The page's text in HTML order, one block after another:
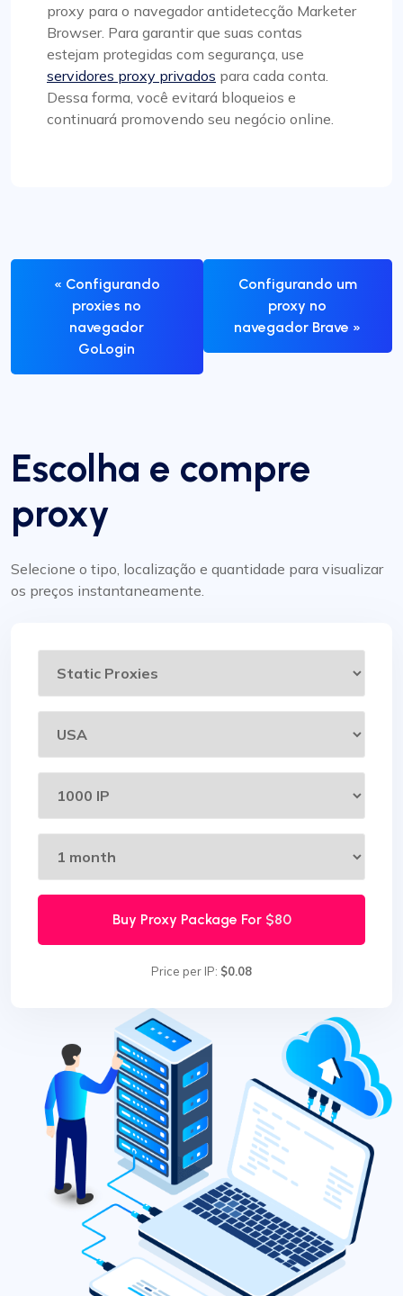
proxy para o navegador antidetecção Marketer
Browser. Para garantir que suas contas
estejam protegidas com segurança, use
servidores proxy privados para cada conta.
Dessa forma, você evitará bloqueios e
continuará promovendo seu negócio online.
« Configurando
proxies no
navegador
GoLogin
Configurando um
proxy no
navegador Brave »
Escolha e compre
proxy
Selecione o tipo, localização e quantidade para visualizar
os preços instantaneamente.
Buy Proxy Package For $80
Price per IP: $0.08